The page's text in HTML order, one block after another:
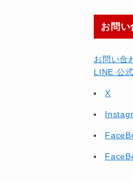
お問い
お問い合
LINE 公
X